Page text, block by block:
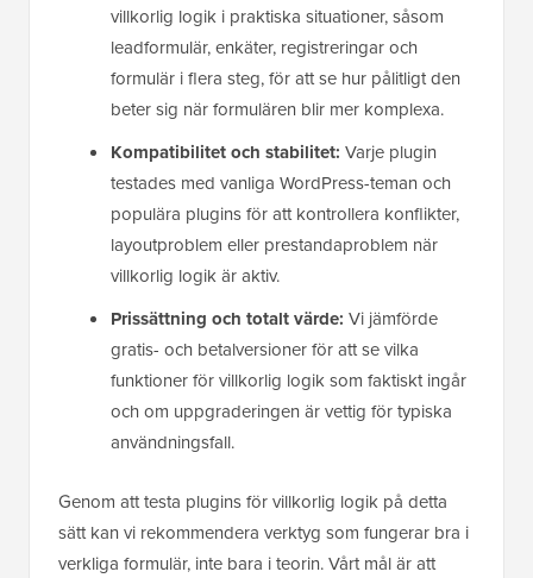
villkorlig logik i praktiska situationer, såsom
leadformulär, enkäter, registreringar och
formulär i flera steg, för att se hur pålitligt den
beter sig när formulären blir mer komplexa.
Kompatibilitet och stabilitet: Varje plugin
testades med vanliga WordPress-teman och
populära plugins för att kontrollera konflikter,
layoutproblem eller prestandaproblem när
villkorlig logik är aktiv.
Prissättning och totalt värde: Vi jämförde
gratis- och betalversioner för att se vilka
funktioner för villkorlig logik som faktiskt ingår
och om uppgraderingen är vettig för typiska
användningsfall.
Genom att testa plugins för villkorlig logik på detta
sätt kan vi rekommendera verktyg som fungerar bra i
verkliga formulär, inte bara i teorin. Vårt mål är att